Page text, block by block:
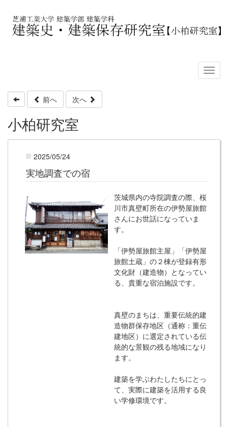
前へ 次へ
小柏研究室
2025/05/24
実地調査での宿
茨城県内の寺院調査の際、桜
川市真壁町所在の伊勢屋旅館
さんにお世話になっていま
す。
「伊勢屋旅館主屋」「伊勢屋
旅館土蔵」の２棟が登録有形
文化財（建造物）となってい
る、貴重な宿泊施設です。
真壁のまちは、重要伝統的建
造物群保存地区（通称：重伝
建地区）に選定されている伝
統的な景観の残る地域になり
ます。
建築を学ぶわたしたちにとっ
て、実際に建築を活用する良
い学修環境です。